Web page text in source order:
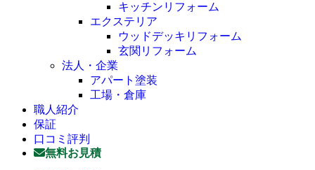
キッチンリフォーム
エクステリア
ウッドデッキリフォーム
玄関リフォーム
法人・企業
アパート塗装
工場・倉庫
職人紹介
保証
口コミ評判
無料お見積